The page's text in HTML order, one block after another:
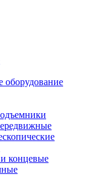
оборудование
концевые